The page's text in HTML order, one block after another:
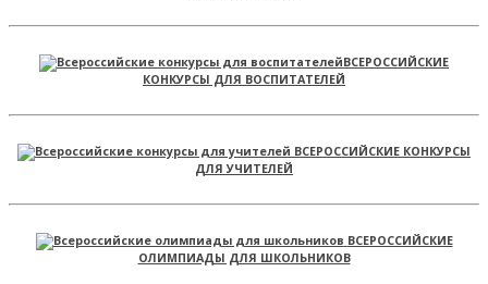
ВСЕРОССИЙСКИЕ
КОНКУРСЫ ДЛЯ ВОСПИТАТЕЛЕЙ
ВСЕРОССИЙСКИЕ КОНКУРСЫ
ДЛЯ УЧИТЕЛЕЙ
ВСЕРОССИЙСКИЕ
ОЛИМПИАДЫ ДЛЯ ШКОЛЬНИКОВ